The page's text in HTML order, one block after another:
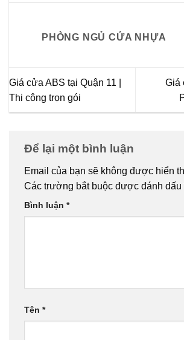
PHÒNG NGỦ CỬA NHỰA
Giá cửa ABS tại Quận 11 |
Thi công trọn gói
Giá
Để lại một bình luận
Email của bạn sẽ không được hiển
Các trường bắt buộc được đánh dấu
Bình luận *
Tên *